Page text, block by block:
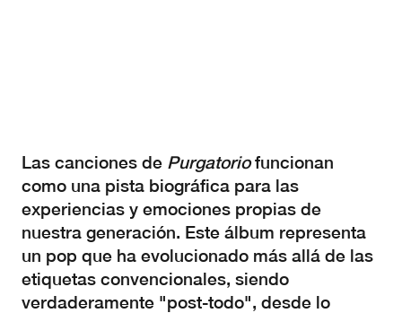
Las canciones de Purgatoriofuncionan
como una pista biográfica para las
experiencias y emociones propias de
nuestra generación. Este álbum representa
un pop que ha evolucionado más allá de las
etiquetas convencionales, siendo
verdaderamente "post-todo", desde lo